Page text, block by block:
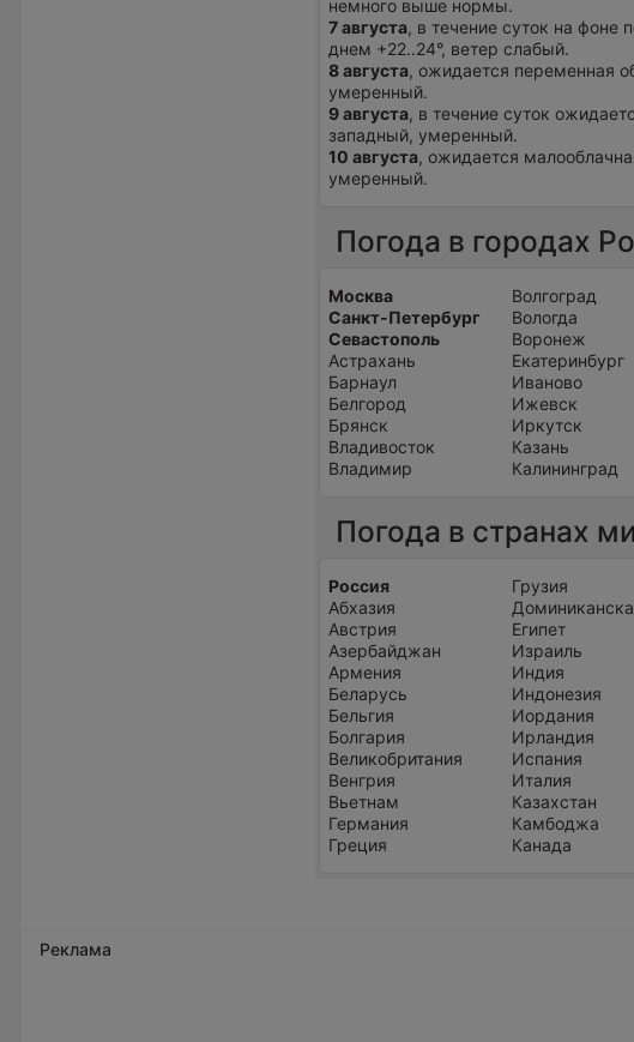
немного выше нормы.
7 августа, в течение суток на фоне
днем +22..24°, ветер слабый.
8 августа, ожидается переменная
умеренный.
9 августа, в течение суток
западный, умеренный.
10 августа, ожидается
умеренный.
Погода в городах
Москва
Санкт-Петербург
Севастополь
Астрахань
Барнаул
Белгород
Брянск
Владивосток
Владимир
Волгоград
Вологда
Воронеж
Екатеринбург
Иваново
Ижевск
Иркутск
Казань
Калининград
Погода в странах
Россия
Абхазия
Австрия
Азербайджан
Армения
Беларусь
Бельгия
Болгария
Великобритания
Венгрия
Вьетнам
Германия
Греция
Грузия
Египет
Израиль
Индия
Индонезия
Иордания
Ирландия
Испания
Италия
Казахстан
Камбоджа
Канада
Реклама